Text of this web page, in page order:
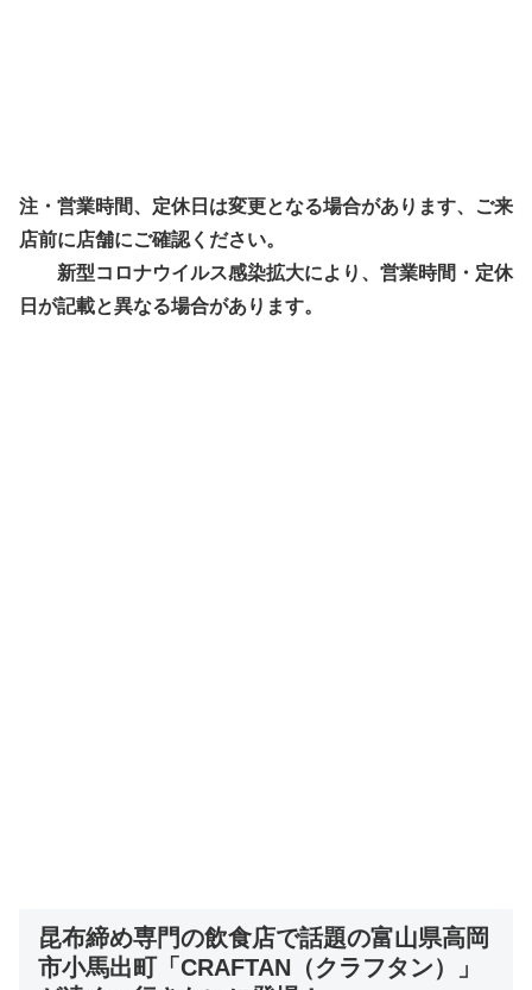
注・営業時間、定休日は変更となる場合があります、ご来
店前に店舗にご確認ください。
新型コロナウイルス感染拡大により、営業時間・定休
日が記載と異なる場合があります。
昆布締め専門の飲食店で話題の富山県高岡
市小馬出町「CRAFTAN（クラフタン）」